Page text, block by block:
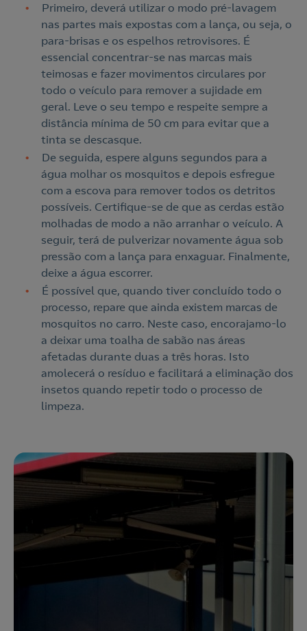
Primeiro, deverá utilizar o modo pré-lavagem
nas partes mais expostas com a lança, ou seja, o
para-brisas e os espelhos retrovisores. É
essencial concentrar-se nas marcas mais
teimosas e fazer movimentos circulares por
todo o veículo para remover a sujidade em
geral. Leve o seu tempo e respeite sempre a
distância mínima de 50 cm para evitar que a
tinta se descasque.
De seguida, espere alguns segundos para a
água molhar os mosquitos e depois esfregue
com a escova para remover todos os detritos
possíveis. Certifique-se de que as cerdas estão
molhadas de modo a não arranhar o veículo. A
seguir, terá de pulverizar novamente água sob
pressão com a lança para enxaguar. Finalmente,
deixe a água escorrer.
É possível que, quando tiver concluído todo o
processo, repare que ainda existem marcas de
mosquitos no carro. Neste caso, encorajamo-lo
a deixar uma toalha de sabão nas áreas
afetadas durante duas a três horas. Isto
amolecerá o resíduo e facilitará a eliminação dos
insetos quando repetir todo o processo de
limpeza.